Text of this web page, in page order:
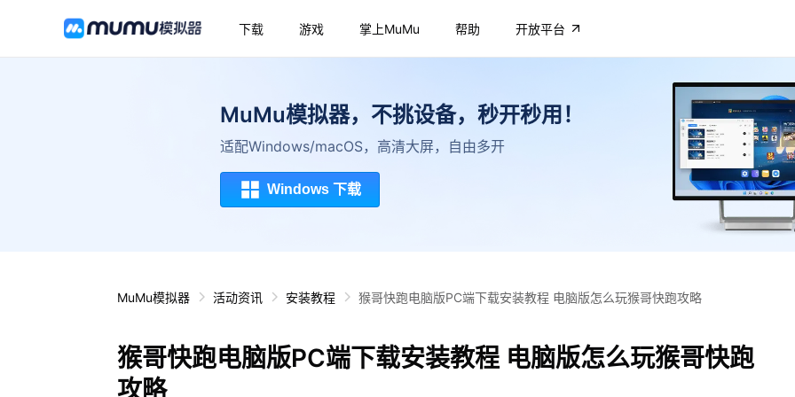
下载 游戏 掌上MuMu 帮助 开放平台
MuMu模拟器，不挑设备，秒开秒用！
适配Windows/macOS，高清大屏，自由多开
Windows 下载
MuMu模拟器 活动资讯 安装教程 猴哥快跑电脑版PC端下载安装教程 电脑版怎么玩猴哥快跑攻略
猴哥快跑电脑版PC端下载安装教程 电脑版怎么玩猴哥快跑
攻略